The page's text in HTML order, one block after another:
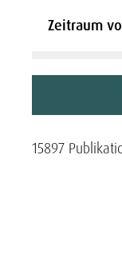
Zeitraum
15897